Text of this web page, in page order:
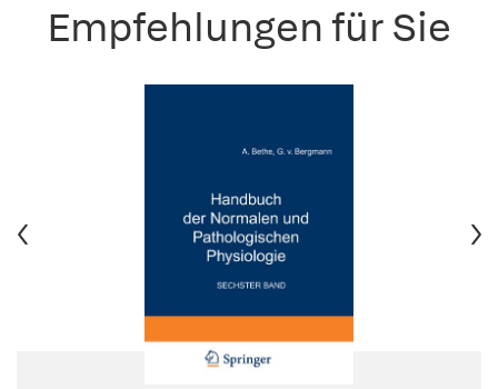
Empfehlungen für Sie